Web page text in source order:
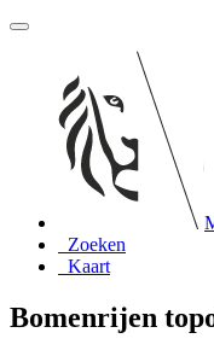
Zoeken
Kaart
Bomenrijen